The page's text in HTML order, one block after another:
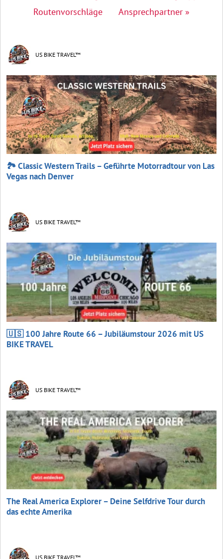
Routenvorschläge
Ansprechpartner »
US BIKE TRAVEL™
🏞️ Classic Western Trails – Geführte Motorradtour von Las
Vegas nach Denver
US BIKE TRAVEL™
🇺🇸 100 Jahre Route 66 – Jubiläumstour 2026 mit US
BIKE TRAVEL
US BIKE TRAVEL™
The Real America Explorer – Deine Selfdrive Tour durch
das echte Amerika
US BIKE TRAVEL™